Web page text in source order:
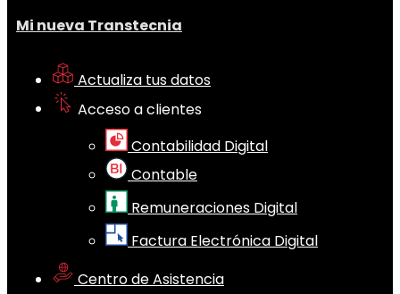
Mi nueva Transtecnia
Actualiza tus datos
Acceso a clientes
Contabilidad Digital
Contable
Remuneraciones Digital
Factura Electrónica Digital
Centro de Asistencia